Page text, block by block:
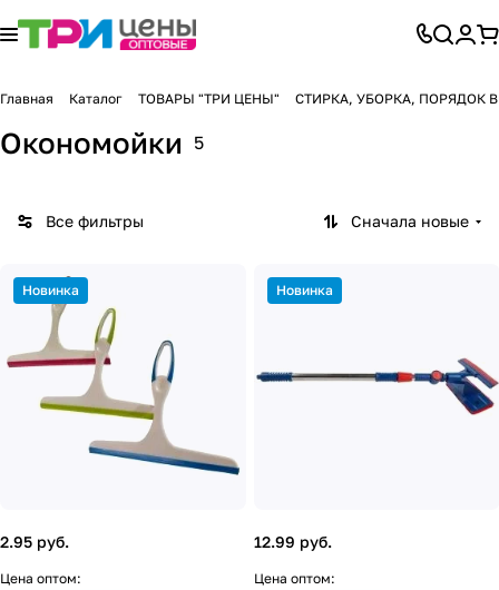
Главная Каталог ТОВАРЫ "ТРИ ЦЕНЫ" СТИРКА, УБОРКА, ПОРЯДОК
Окономойки 5
Все фильтры Сначала новые
Новинка
2.95 руб.
Цена оптом:
Новинка
12.99 руб.
Цена оптом: